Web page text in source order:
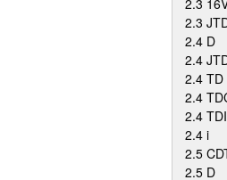
2.3
2.3
2.4 D
2.4
2.4 TD
2.4
2.4 TDI
2.4 i
2.5
2.5 D